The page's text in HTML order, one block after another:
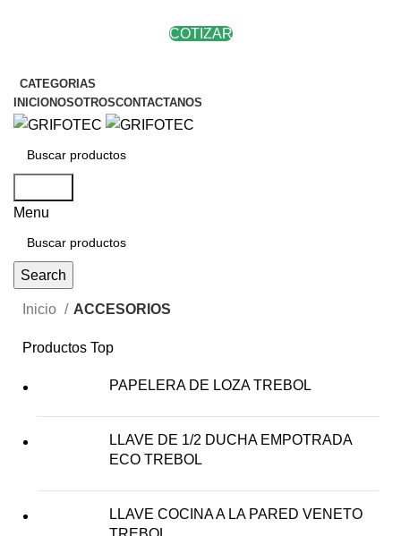
COTIZAR
CATEGORIAS
INICIONOSOTROSCONTACTANOS
Menu
Search
Inicio ACCESORIOS
Productos Top
PAPELERA DE LOZA TREBOL
LLAVE DE 1/2 DUCHA EMPOTRADA
ECO TREBOL
LLAVE COCINA A LA PARED VENETO